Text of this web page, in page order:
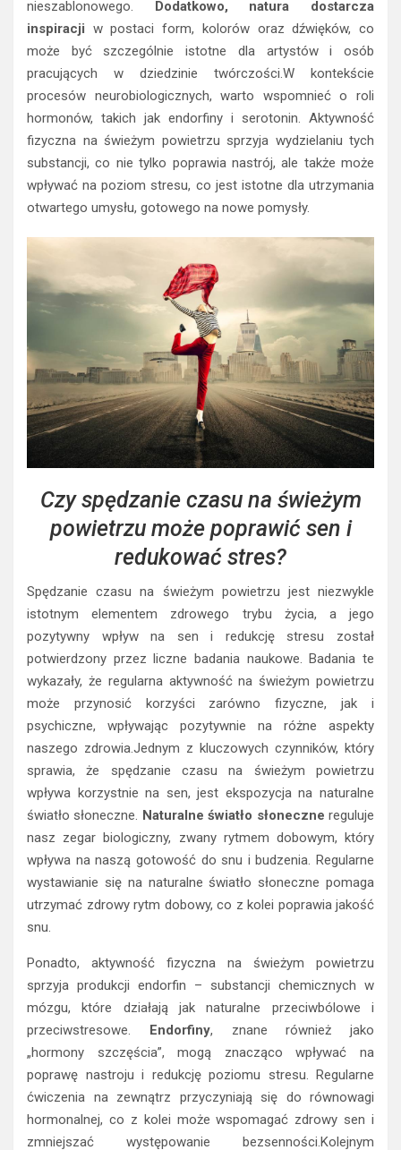
nieszablonowego. Dodatkowo, natura dostarcza
inspiracji w postaci form, kolorów oraz dźwięków, co
może być szczególnie istotne dla artystów i osób
pracujących w dziedzinie twórczości.W kontekście
procesów neurobiologicznych, warto wspomnieć o roli
hormonów, takich jak endorfiny i serotonin. Aktywność
fizyczna na świeżym powietrzu sprzyja wydzielaniu tych
substancji, co nie tylko poprawia nastrój, ale także może
wpływać na poziom stresu, co jest istotne dla utrzymania
otwartego umysłu, gotowego na nowe pomysły.
Czy spędzanie czasu na świeżym
powietrzu może poprawić sen i
redukować stres?
Spędzanie czasu na świeżym powietrzu jest niezwykle
istotnym elementem zdrowego trybu życia, a jego
pozytywny wpływ na sen i redukcję stresu został
potwierdzony przez liczne badania naukowe. Badania te
wykazały, że regularna aktywność na świeżym powietrzu
może przynosić korzyści zarówno fizyczne, jak i
psychiczne, wpływając pozytywnie na różne aspekty
naszego zdrowia.Jednym z kluczowych czynników, który
sprawia, że spędzanie czasu na świeżym powietrzu
wpływa korzystnie na sen, jest ekspozycja na naturalne
światło słoneczne. Naturalne światło słoneczne reguluje
nasz zegar biologiczny, zwany rytmem dobowym, który
wpływa na naszą gotowość do snu i budzenia. Regularne
wystawianie się na naturalne światło słoneczne pomaga
utrzymać zdrowy rytm dobowy, co z kolei poprawia jakość
snu.
Ponadto, aktywność fizyczna na świeżym powietrzu
sprzyja produkcji endorfin – substancji chemicznych w
mózgu, które działają jak naturalne przeciwbólowe i
przeciwstresowe.
Endorfiny, znane również jako
„hormony szczęścia”, mogą znacząco wpływać na
poprawę nastroju i redukcję poziomu stresu. Regularne
ćwiczenia na zewnątrz przyczyniają się do równowagi
hormonalnej, co z kolei może wspomagać zdrowy sen i
zmniejszać występowanie bezsenności.Kolejnym